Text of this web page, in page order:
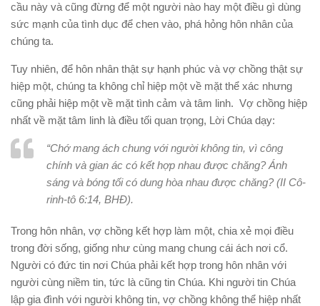
cầu này và cũng đừng để một người nào hay một điều gì dùng
sức mạnh của tình dục để chen vào, phá hỏng hôn nhân của
chúng ta.
Tuy nhiên, để hôn nhân thật sự hạnh phúc và vợ chồng thật sự
hiệp một, chúng ta không chỉ hiệp một về mặt thể xác nhưng
cũng phải hiệp một về mặt tình cảm và tâm linh. Vợ chồng hiệp
nhất về mặt tâm linh là điều tối quan trọng, Lời Chúa dạy:
“Chớ mang ách chung với người không tin, vì công
chính và gian ác có kết hợp nhau được chăng? Ánh
sáng và bóng tối có dung hòa nhau được chăng? (II Cô-
rinh-tô 6:14, BHĐ).
Trong hôn nhân, vợ chồng kết hợp làm một, chia xẻ mọi điều
trong đời sống, giống như cùng mang chung cái ách nơi cổ.
Người có đức tin nơi Chúa phải kết hợp trong hôn nhân với
người cùng niềm tin, tức là cũng tin Chúa. Khi người tin Chúa
lập gia đình với người không tin, vợ chồng không thể hiệp nhất